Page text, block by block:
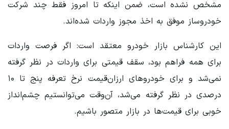
مشخص نشده است، ضمن اینکه تا امروز فقط چند شرکت
خودروساز موفق به اخذ مجوز واردات شده‌اند.
این کارشناس بازار خودرو معتقد است: اگر فرصت واردات
برای همه فراهم بود، سقف قیمتی برای واردات در نظر گرفته
نمی‌شد و برای خودروهای ارزان‌قیمت نرخ تعرفه پنج تا ۱۰
درصدی در نظر گرفته می‌شد، آن‌وقت می‌توانستیم چشم‌انداز
خوبی برای قیمت‌ها در بازار متصور باشیم.